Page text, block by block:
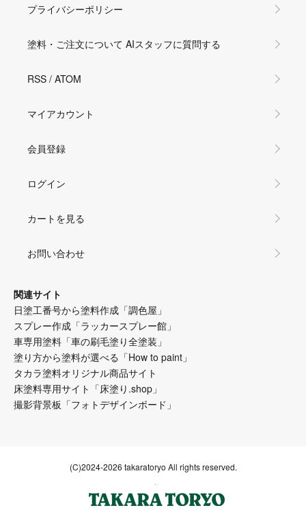
プライバシーポリシー
塗料・ご注文について AIスタッフに質問する
RSS / ATOM
マイアカウント
会員登録
ログイン
カートを見る
お問い合わせ
関連サイト
日塗工番号から塗料作成「調色屋」
スプレー作成「ラッカースプレー館」
車専用塗料「車の刷毛塗り全塗装」
塗り方から塗料が選べる「How to paint」
タカラ塗料オリジナル商品サイト
床塗料専用サイト「床塗り.shop」
撮影背景板「フォトデザインボード」
(C)2024-2026 takaratoryo All rights reserved.